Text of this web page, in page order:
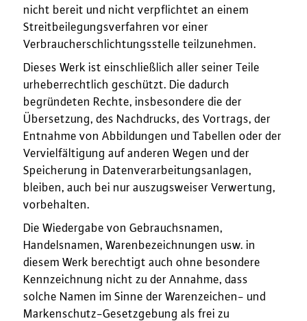
nicht bereit und nicht verpflichtet an einem
Streitbeilegungsverfahren vor einer
Verbraucherschlichtungsstelle teilzunehmen.
Dieses Werk ist einschließlich aller seiner Teile
urheberrechtlich geschützt. Die dadurch
begründeten Rechte, insbesondere die der
Übersetzung, des Nachdrucks, des Vortrags, der
Entnahme von Abbildungen und Tabellen oder der
Vervielfältigung auf anderen Wegen und der
Speicherung in Datenverarbeitungsanlagen,
bleiben, auch bei nur auszugsweiser Verwertung,
vorbehalten.
Die Wiedergabe von Gebrauchsnamen,
Handelsnamen, Warenbezeichnungen usw. in
diesem Werk berechtigt auch ohne besondere
Kennzeichnung nicht zu der Annahme, dass
solche Namen im Sinne der Warenzeichen- und
Markenschutz-Gesetzgebung als frei zu